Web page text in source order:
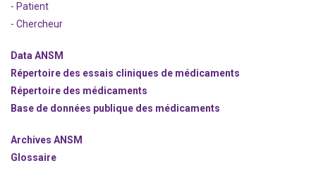
- Patient
- Chercheur
Data ANSM
Répertoire des essais cliniques de médicaments
Répertoire des médicaments
Base de données publique des médicaments
Archives ANSM
Glossaire